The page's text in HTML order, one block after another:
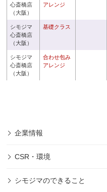
心斎橋店
（大阪）
アレンジ
シモジマ
心斎橋店
（大阪）
基礎クラス
シモジマ
心斎橋店
（大阪）
合わせ包み
アレンジ
企業情報
CSR・環境
シモジマのできること